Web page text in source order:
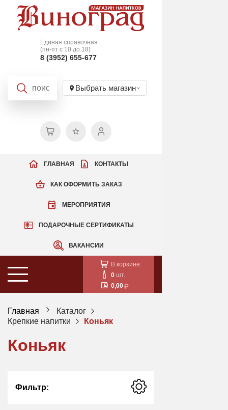
Единая справочная
(пн-пт с 10 до 18)
8 (3952) 655-677
Выбрать магазин
КАК ОФОРМИТЬ ЗАКАЗ
МЕРОПРИЯТИЯ
ПОДАРОЧНЫЕ СЕРТИФИКАТЫ
ВАКАНСИИ
ГЛАВНАЯ КОНТАКТЫ
В корзине:
0 шт.
0,00
Главная
Каталог
Крепкие напитки
Коньяк
Коньяк
Фильтр: